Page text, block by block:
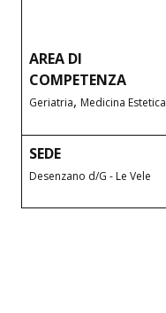
AREA DI
COMPETENZA
Geriatria, Medicina Estetica
SEDE
Desenzano d/G - Le Vele